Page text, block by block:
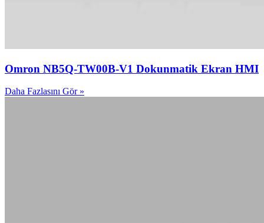
Omron NB5Q-TW00B-V1 Dokunmatik Ekran HMI
Daha Fazlasını Gör »